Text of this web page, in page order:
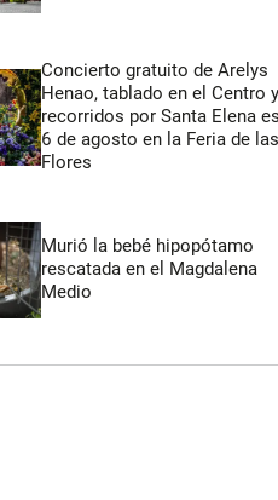
Concierto gratuito de Arelys
Henao, tablado en el Centro y
recorridos por Santa Elena
6 de agosto en la Feria de las
Flores
Murió la bebé hipopótamo
rescatada en el Magdalena
Medio